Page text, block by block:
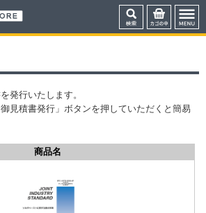
発行いたします。
見積書発行」ボタンを押していただくと簡易
商品名